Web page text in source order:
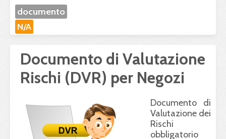
documento
N/A
Documento di Valutazione
Rischi (DVR) per Negozi
Documento di
Valutazione dei
Rischi
obbligatorio